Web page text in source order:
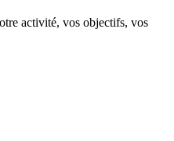
activité, vos objectifs, vos